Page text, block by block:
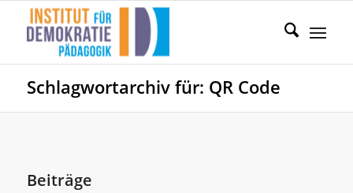
Schlagwortarchiv für: QR Code
Beiträge